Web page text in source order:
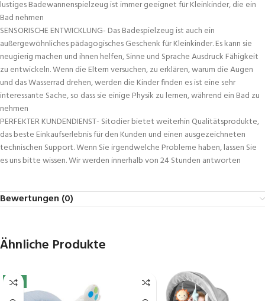
lustiges Badewannenspielzeug ist immer geeignet für Kleinkinder, die ein
Bad nehmen
SENSORISCHE ENTWICKLUNG- Das Badespielzeug ist auch ein
außergewöhnliches pädagogisches Geschenk für Kleinkinder. Es kann sie
neugierig machen und ihnen helfen, Sinne und Sprache Ausdruck Fähigkeit
zu entwickeln. Wenn die Eltern versuchen, zu erklären, warum die Augen
und das Wasserrad drehen, werden die Kinder finden es ist eine sehr
interessante Sache, so dass sie einige Physik zu lernen, während ein Bad zu
nehmen
PERFEKTER KUNDENDIENST- Sitodier bietet weiterhin Qualitätsprodukte,
das beste Einkaufserlebnis für den Kunden und einen ausgezeichneten
technischen Support. Wenn Sie irgendwelche Probleme haben, lassen Sie
es uns bitte wissen. Wir werden innerhalb von 24 Stunden antworten
Bewertungen (0)
Ähnliche Produkte
-3%